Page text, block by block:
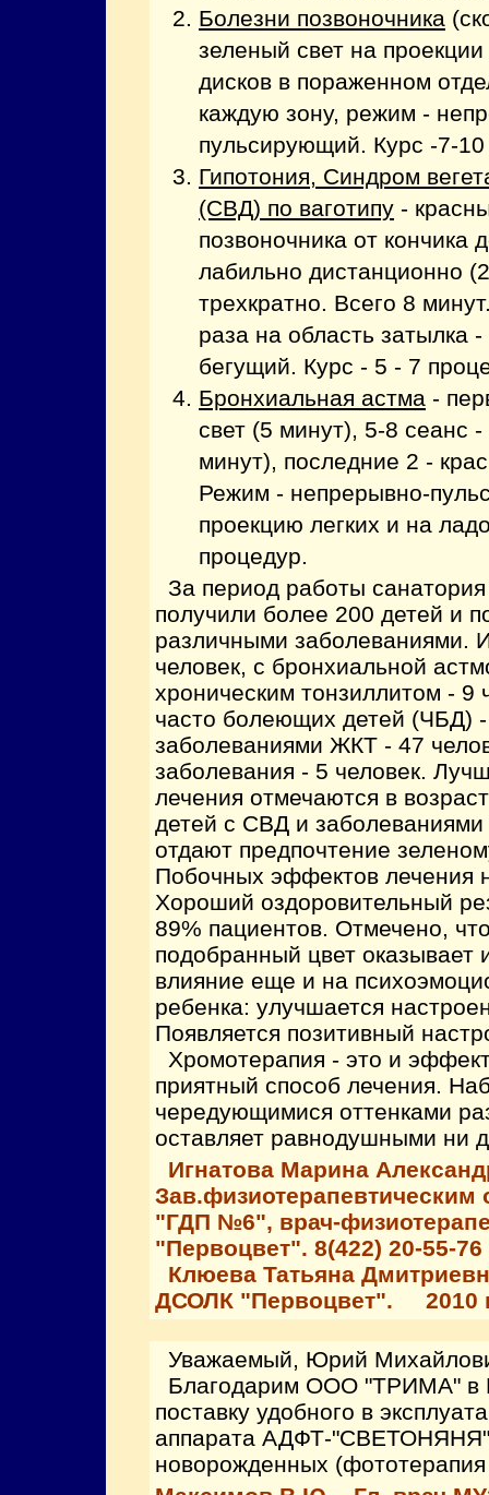
Болезни позвоночника
зеленый свет на
дисков в пораженном
каждую зону, режим -
пульсирующий. Курс -7-10
Гипотония, Синдром
(СВД) по ваготипу -
позвоночника от кончика
лабильно дистанционно
трехкратно. Всего 8
раза на область затылка
бегущий. Курс - 5 - 7
Бронхиальная астма -
свет (5 минут), 5-8 сеанс
минут), последние 2 -
Режим - непрерывно-
проекцию легких и на
процедур.
За период работы
получили более 200 детей и
различными заболеваниями.
человек, с бронхиальной
хроническим тонзиллитом - 9
часто болеющих детей (ЧБД) -
заболеваниями ЖКТ - 47
заболевания - 5 человек.
лечения отмечаются в
детей с СВД и
отдают предпочтение
Побочных эффектов лечения
Хороший оздоровительный
89% пациентов. Отмечено,
подобранный цвет оказывает
влияние еще и на
ребенка: улучшается
Появляется позитивный
Хромотерапия - это и
приятный способ лечения.
чередующимися оттенками
оставляет равнодушными ни
Игнатова Марина
"ГДП №6", врач-
"Первоцвет". 8(422) 20-55-76
Клюева Татьяна
ДСОЛК "Первоцвет". 2010
Уважаемый, Юрий
Благодарим ООО "ТРИМА" в
поставку удобного в
аппарата АДФТ-"СВЕТОНЯНЯ"
новорожденных